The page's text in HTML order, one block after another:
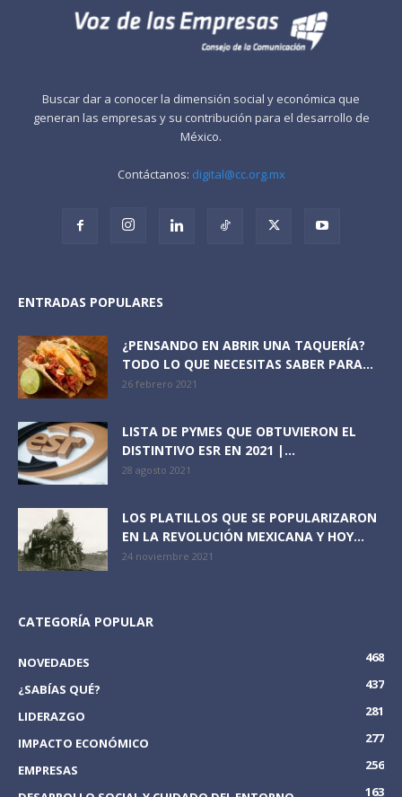
Buscar dar a conocer la dimensión social y económica que
generan las empresas y su contribución para el desarrollo de
México.
Contáctanos: digital@cc.org.mx
ENTRADAS POPULARES
¿PENSANDO EN ABRIR UNA TAQUERÍA?
TODO LO QUE NECESITAS SABER PARA...
26 febrero 2021
LISTA DE PYMES QUE OBTUVIERON EL
DISTINTIVO ESR EN 2021 |...
28 agosto 2021
LOS PLATILLOS QUE SE POPULARIZARON
EN LA REVOLUCIÓN MEXICANA Y HOY...
24 noviembre 2021
CATEGORÍA POPULAR
NOVEDADES
468
¿SABÍAS QUÉ?
437
LIDERAZGO
281
IMPACTO ECONÓMICO
277
EMPRESAS
256
163